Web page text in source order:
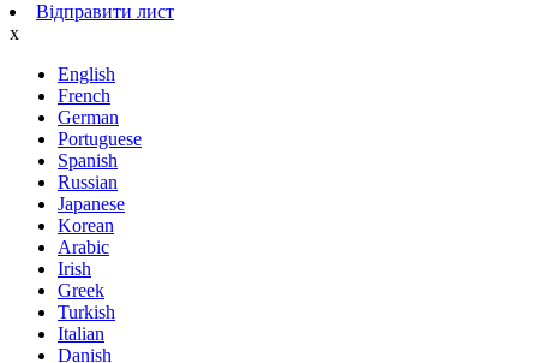
Відправити лист
x
English
French
German
Portuguese
Spanish
Russian
Japanese
Korean
Arabic
Irish
Greek
Turkish
Italian
Danish